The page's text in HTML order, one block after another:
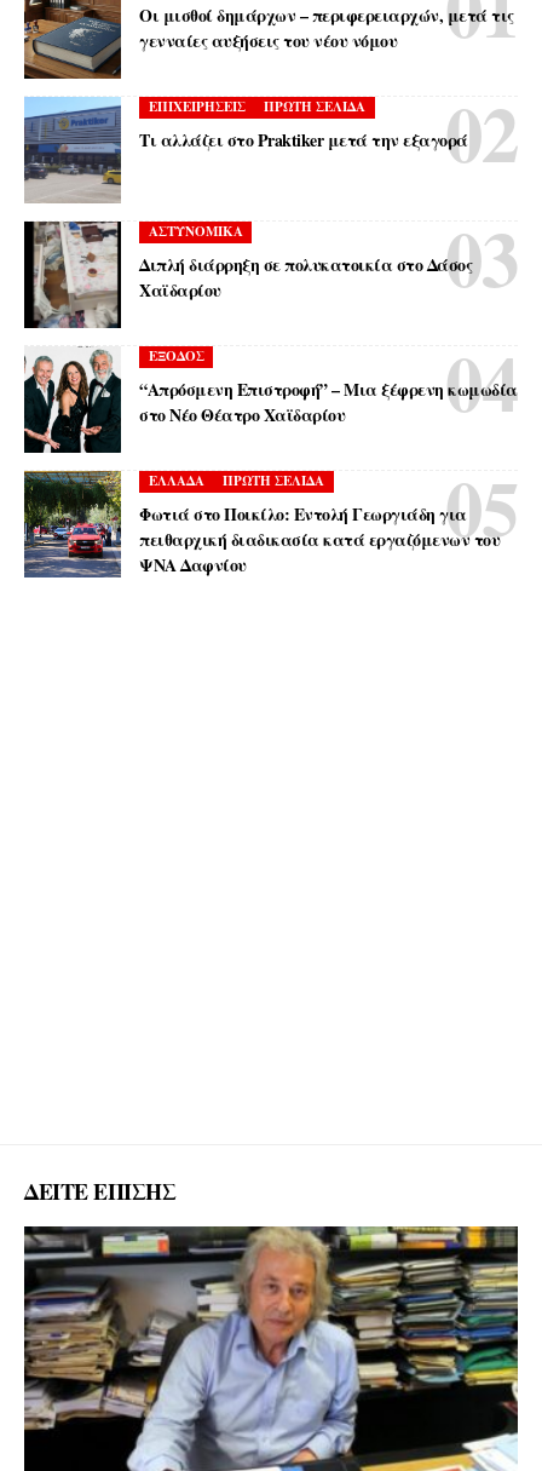
Οι μισθοί δημάρχων – περιφερειαρχών, μετά τις
γενναίες αυξήσεις του νέου νόμου
ΕΠΙΧΕΙΡΗΣΕΙΣ ΠΡΩΤΗ ΣΕΛΙΔΑ
Τι αλλάζει στο Praktiker μετά την εξαγορά
ΑΣΤΥΝΟΜΙΚΑ
Διπλή διάρρηξη σε πολυκατοικία στο Δάσος
Χαϊδαρίου
ΕΞΟΔΟΣ
“Απρόσμενη Επιστροφή” – Μια ξέφρενη κωμωδία
στο Νέο Θέατρο Χαϊδαρίου
ΕΛΛΑΔΑ ΠΡΩΤΗ ΣΕΛΙΔΑ
Φωτιά στο Ποικίλο: Εντολή Γεωργιάδη για
πειθαρχική διαδικασία κατά εργαζόμενων του
ΨΝΑ Δαφνίου
ΔΕΙΤΕ ΕΠΙΣΗΣ